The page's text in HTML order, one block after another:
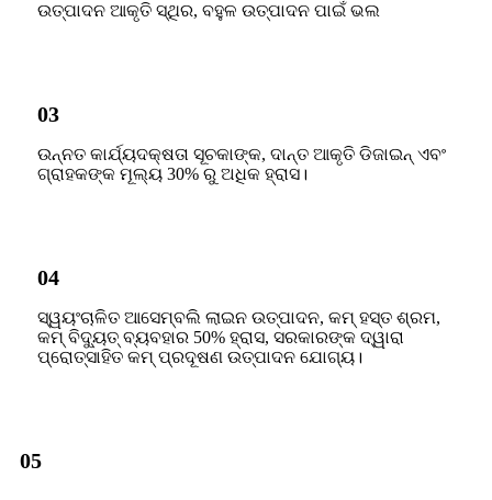
ଉତ୍ପାଦନ ଆକୃତି ସ୍ଥିର, ବହୁଳ ଉତ୍ପାଦନ ପାଇଁ ଭଲ
03
ଉନ୍ନତ କାର୍ଯ୍ୟଦକ୍ଷତା ସୂଚକାଙ୍କ, ଦାନ୍ତ ଆକୃତି ଡିଜାଇନ୍ ଏବଂ
ଗ୍ରାହକଙ୍କ ମୂଲ୍ୟ 30% ରୁ ଅଧିକ ହ୍ରାସ।
04
ସ୍ୱୟଂଚାଳିତ ଆସେମ୍ବଲି ଲାଇନ ଉତ୍ପାଦନ, କମ୍ ହସ୍ତ ଶ୍ରମ,
କମ୍ ବିଦ୍ୟୁତ୍ ବ୍ୟବହାର 50% ହ୍ରାସ, ସରକାରଙ୍କ ଦ୍ୱାରା
ପ୍ରୋତ୍ସାହିତ କମ୍ ପ୍ରଦୂଷଣ ଉତ୍ପାଦନ ଯୋଗ୍ୟ।
05